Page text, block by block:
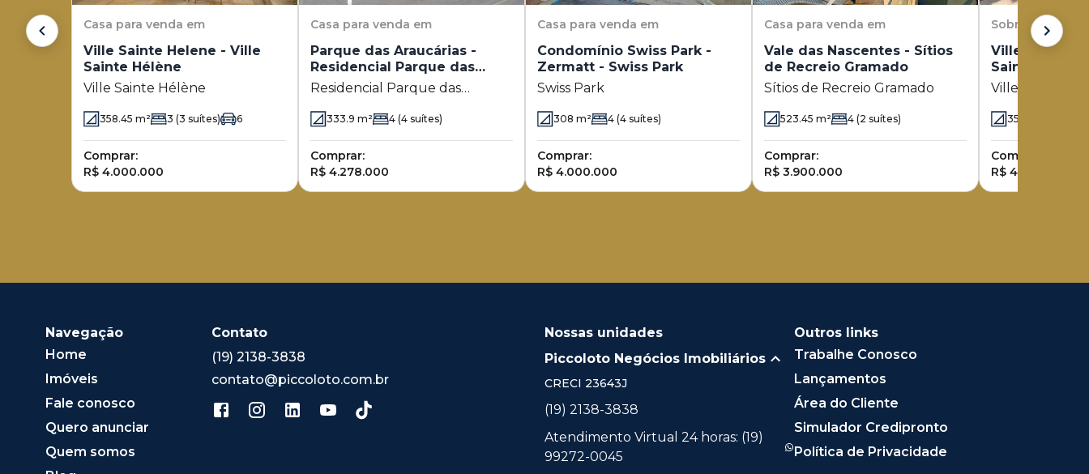
Casa para venda em
Ville Sainte Helene - Ville
Sainte Hélène
Ville Sainte Hélène
358.45 m² 3 (3 suítes) 6
Comprar:
R$ 4.000.000
Casa para venda em
Parque das Araucárias -
Residencial Parque das
Araucárias
Residencial Parque das
333.9 m² 4 (4 suítes)
Comprar:
R$ 4.278.000
Casa para venda em
Condomínio Swiss Park -
Zermatt - Swiss Park
Swiss Park
308 m² 4 (4 suítes)
Comprar:
R$ 4.000.000
Casa para venda em
Vale das Nascentes - Sítios
de Recreio Gramado
Sítios de Recreio Gramado
523.45 m² 4 (2 suítes)
Comprar:
R$ 3.900.000
Sobrado para
Ville Sainte
Sainte Hélène
Ville Sainte
350.36
Comprar:
R$ 4.190.000
Navegação
Home
Imóveis
Fale conosco
Quero anunciar
Quem somos
Contato
(19) 2138-3838
contato@piccoloto.com.br
Nossas unidades
Piccoloto Negócios Imobiliários
CRECI 23643J
(19) 2138-3838
Atendimento Virtual 24 horas: (19)
99272-0045
Outros links
Trabalhe Conosco
Lançamentos
Área do Cliente
Simulador Credipronto
Política de Privacidade